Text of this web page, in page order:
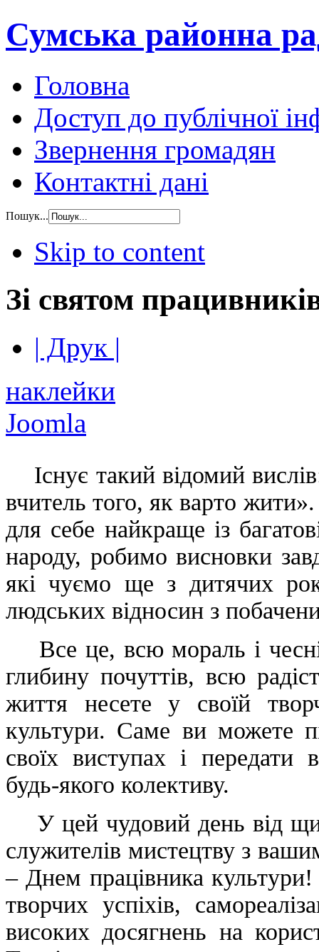
Сумська районна
Головна
Доступ до публічної
Звернення громадян
Контактні дані
Пошук...
Skip to content
Зі святом
| Друк |
наклейки
Joomla
Існує такий відомий
вчитель того, як варто
для себе найкраще із
народу, робимо висновки
які чуємо ще з дитячих
людських відносин з
Все це, всю мораль і
глибину почуттів, всю
життя несете у своїй
культури. Саме ви можете
своїх виступах і передати
будь-якого колективу.
У цей чудовий день від
служителів мистецтву з
– Днем працівника
творчих успіхів,
високих досягнень на